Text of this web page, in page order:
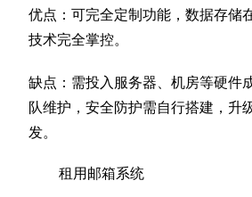
优点：可完全定制功能，数据存储
技术完全掌控。
缺点：需投入服务器、机房等硬件
队维护，安全防护需自行搭建，升
发。
租用邮箱系统